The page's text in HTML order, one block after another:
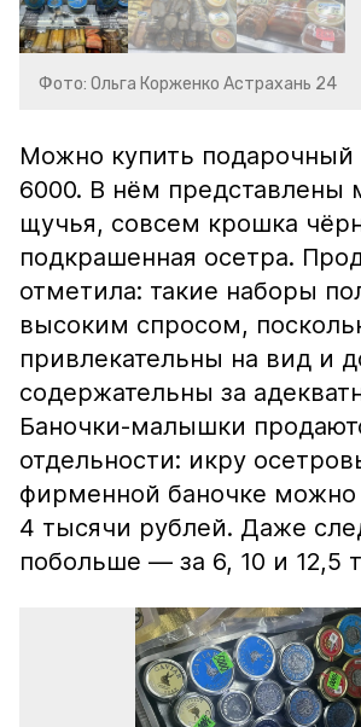
Фото: Ольга Корженко Астрахань 24
Можно купить подарочный
6000. В нём представлены
щучья, совсем крошка
подкрашенная осетра.
отметила: такие наборы
высоким спросом,
привлекательны на вид и
содержательны за
Баночки-малышки
отдельности: икру
фирменной баночке можно
4 тысячи рублей. Даже
побольше — за 6, 10 и 12,5